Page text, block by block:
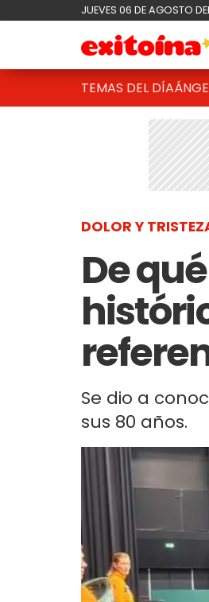
JUEVES 06 DE AGOSTO
TEMAS DEL DÍA
DOLOR Y
De
Se dio a
sus 80 años.